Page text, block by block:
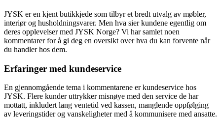
JYSK er en kjent butikkjede som tilbyr et bredt utvalg av møbler,
interiør og husholdningsvarer. Men hva sier kundene egentlig om
deres opplevelser med JYSK Norge? Vi har samlet noen
kommentarer for å gi deg en oversikt over hva du kan forvente når
du handler hos dem.
Erfaringer med kundeservice
En gjennomgående tema i kommentarene er kundeservice hos
JYSK. Flere kunder uttrykker misnøye med den service de har
mottatt, inkludert lang ventetid ved kassen, manglende oppfølging
av leveringstider og vanskeligheter med å kommunisere med ansatte.